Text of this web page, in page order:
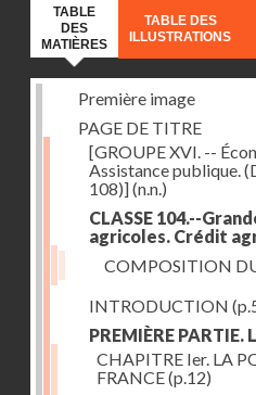
TABLE
DES
MATIÈRES
TABLE DES
ILLUSTRATIONS
Première image
PAGE DE TITRE
[GROUPE XVI. --
Assistance publique.
108)](n.n.)
CLASSE 104.--
agricoles. Crédit
COMPOSITION
INTRODUCTION
PREMIÈRE
CHAPITRE Ier. LA
FRANCE(p.12)